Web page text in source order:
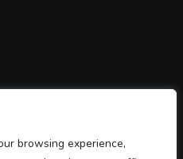
browsing experience,